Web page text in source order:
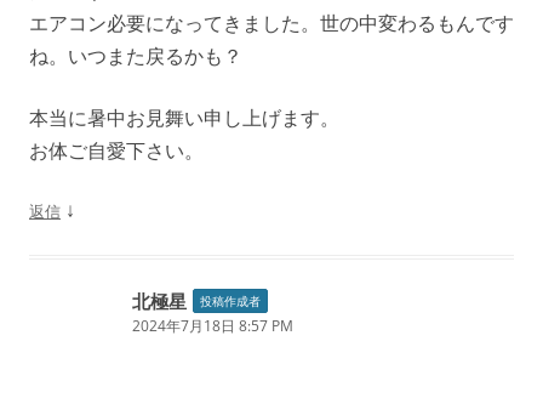
エアコン必要になってきました。世の中変わるもんです
ね。いつまた戻るかも？
本当に暑中お見舞い申し上げます。
お体ご自愛下さい。
返信 ↓
北極星 投稿作成者
2024年7月18日 8:57 PM